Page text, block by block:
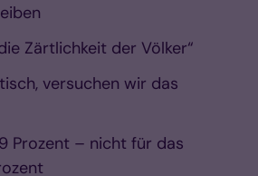
Zärtlichkeit der Völker“
versuchen wir das
Prozent – nicht für das